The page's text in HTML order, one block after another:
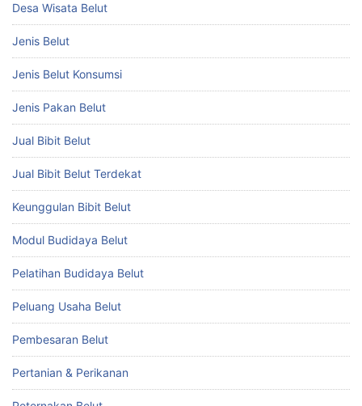
Desa Wisata Belut
Jenis Belut
Jenis Belut Konsumsi
Jenis Pakan Belut
Jual Bibit Belut
Jual Bibit Belut Terdekat
Keunggulan Bibit Belut
Modul Budidaya Belut
Pelatihan Budidaya Belut
Peluang Usaha Belut
Pembesaran Belut
Pertanian & Perikanan